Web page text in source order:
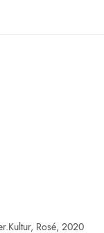
Rosé, 2020